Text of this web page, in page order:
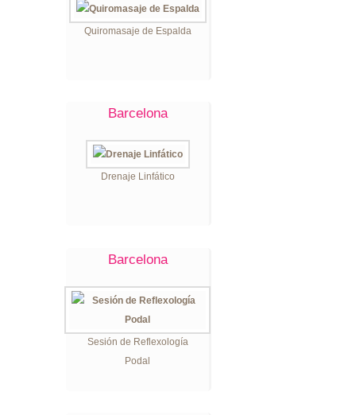
Quiromasaje de Espalda
Barcelona
Drenaje Linfático
Barcelona
Sesión de Reflexología
Podal